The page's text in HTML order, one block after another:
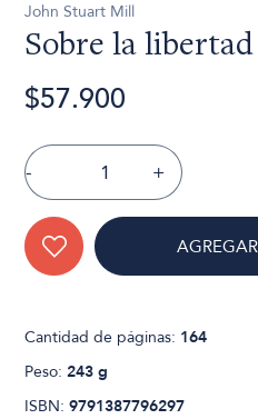
John Stuart Mill
Sobre la libertad
$57.900
- +
Cantidad de páginas: 164
Peso:243 g
ISBN:9791387796297